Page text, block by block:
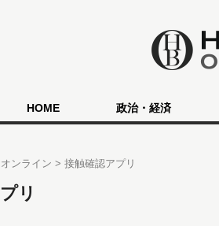
HOME 政治・経済
ンライン 接触確認アプリ
リ